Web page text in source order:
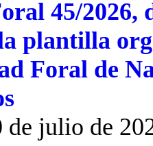
45/2026,
plantilla
Foral de
julio de